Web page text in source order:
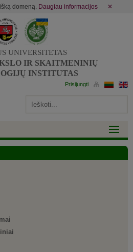
domeną. Daugiau informacijos ✕
UNIVERSITETAS
IR SKAITMENINIŲ
INSTITUTAS